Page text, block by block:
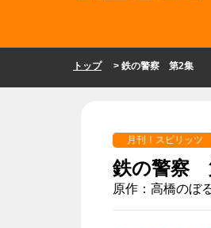
トップ> 鉄の警察 第2集
月刊！スピリッツ
鉄の警察
原作：高橋のぼ